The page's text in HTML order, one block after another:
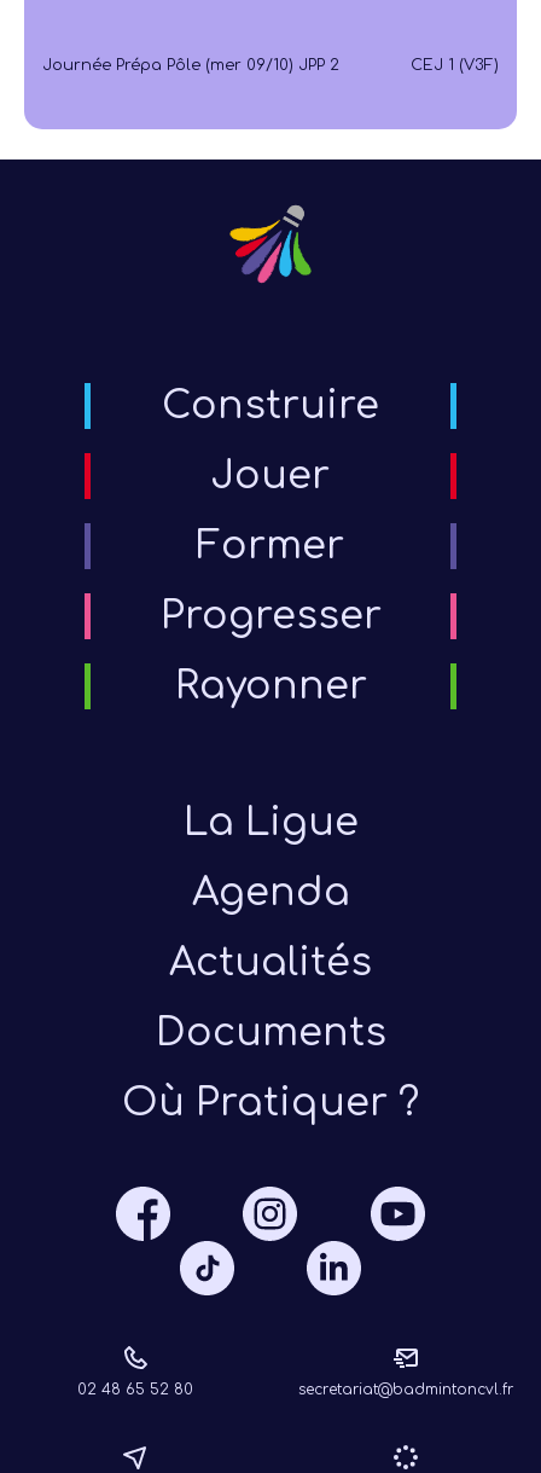
Journée Prépa Pôle (mer 09/10) JPP 2 CEJ 1 (V3F)
Construire
Jouer
Former
Progresser
Rayonner
La Ligue
Agenda
Actualités
Documents
Où Pratiquer ?
02 48 65 52 80 secretariat@badmintoncvl.fr